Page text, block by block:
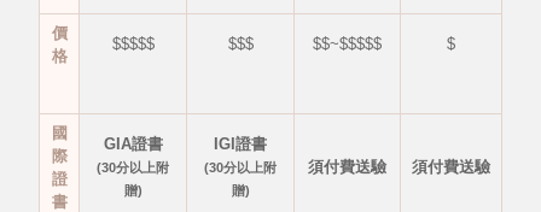
價
格
$$$$$ $$$ $$~$$$$$ $
國
際
證
書
GIA證書
(30分以上附
贈)
IGI證書
(30分以上附
贈)
須付費送驗 須付費送驗